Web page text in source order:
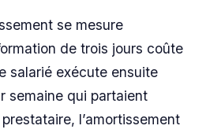
se mesure
de trois jours coûte
salarié exécute ensuite
semaine qui partaient
l’amortissement